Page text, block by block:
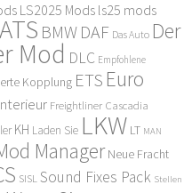
LS2025 Mods ls25 mods
ATS BMW DAF Das Auto Der
Mod DLC Empfohlene
Kopplung ETS Euro
Freightliner Cascadia
KH Laden Sie LKW LT MAN
Manager Neue Fracht
SISLSound Fixes Pack Stellen